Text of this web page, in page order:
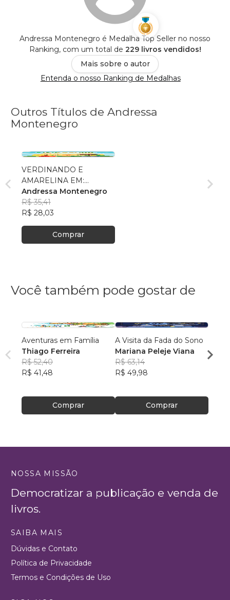
Andressa Montenegro é Medalha Top Seller no nosso
Ranking, com um total de 229 livros vendidos!
Mais sobre o autor
Entenda o nosso Ranking de Medalhas
Outros Títulos de Andressa
Montenegro
VERDINANDO E
AMARELINA EM:
PROTEJA SEU CORPO!
Andressa Montenegro
R$ 35,41
R$ 28,03
Comprar
Você também pode gostar de
Aventuras em Família
Thiago Ferreira
R$ 52,40
R$ 41,48
Comprar
A Visita da Fada do Sono
Mariana Peleje Viana
R$ 63,14
R$ 49,98
Comprar
NOSSA MISSÃO
Democratizar a publicação e venda de
livros.
SAIBA MAIS
Dúvidas e Contato
Política de Privacidade
Termos e Condições de Uso